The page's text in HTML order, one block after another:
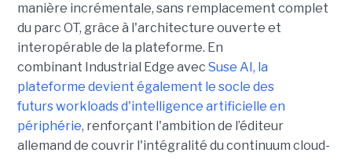
manière incrémentale, sans remplacement complet
du parc OT, grâce à l'architecture ouverte et
interopérable de la plateforme. En
combinant Industrial Edge avec Suse AI, la
plateforme devient également le socle des
futurs workloads d'intelligence artificielle en
périphérie, renforçant l'ambition de l’éditeur
allemand de couvrir l'intégralité du continuum cloud-